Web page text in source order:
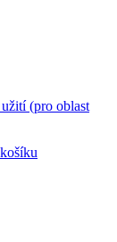
(pro oblast